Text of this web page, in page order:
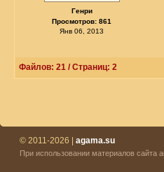
Генри
Просмотров: 861
Янв 06, 2013
Файлов: 21 / Страниц: 2
© 2011-2026 | agama.su
При использовании материалов сайта